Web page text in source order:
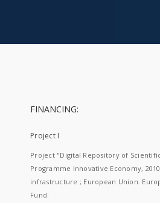
FINANCING:
Project I
Project "Digital Repository of
Programme Innovative Economy,
infrastructure ; European Union.
Fund.